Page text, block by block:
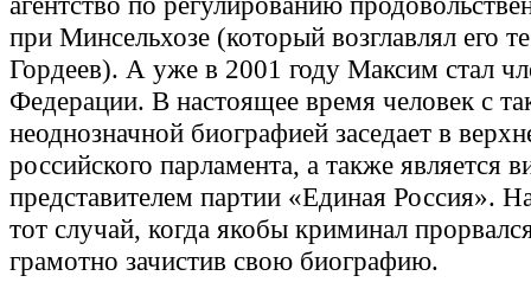
при Минсельхозе (который возглавлял его
Гордеев). А уже в 2001 году Максим стал
Федерации. В настоящее время человек с
неоднозначной биографией заседает в
российского парламента, а также является
представителем партии «Единая Россия».
тот случай, когда якобы криминал
грамотно зачистив свою биографию.